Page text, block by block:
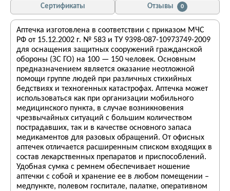
Сертификаты
Отзывы 0
Аптечка изготовлена в соответствии с приказом МЧС
РФ от 15.12.2002 г. № 583 и ТУ 9398-087-10973749-2009
для оснащения защитных сооружений гражданской
обороны (ЗС ГО) на 100 — 150 человек. Основным
предназначением является оказание неотложной
помощи группе людей при различных стихийных
бедствиях и техногенных катастрофах. Аптечка может
использоваться как при организации мобильного
медицинского пункта, в случае возникновения
чрезвычайных ситуаций с большим количеством
пострадавших, так и в качестве основного запаса
медикаментов для разовых обращений. От офисных
аптечек отличается расширенным списком входящих в
состав лекарственных препаратов и приспособлений.
Удобная сумка с ремнем обеспечивает ношение
аптечки с собой и хранение ее в любом помещении –
медпункте, полевом госпитале, палатке, оперативном